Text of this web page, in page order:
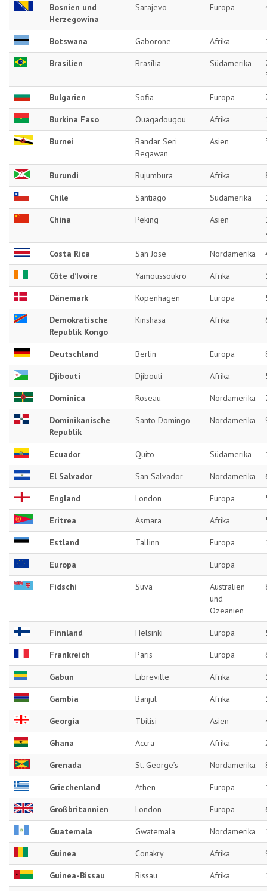
Bosnien und
Herzegowina
Sarajevo Europa
Botswana Gaborone Afrika
Brasilien Brasília Südamerika
Bulgarien Sofia Europa
Burkina Faso Ouagadougou Afrika
Burnei
Bandar Seri
Begawan
Asien
Burundi Bujumbura Afrika
Chile Santiago Südamerika
China Peking Asien
Costa Rica San Jose Nordamerika
Côte d’Ivoire Yamoussoukro Afrika
Dänemark Kopenhagen Europa
Demokratische
Republik Kongo
Kinshasa Afrika
Deutschland Berlin Europa
Djibouti Djibouti Afrika
Dominica Roseau Nordamerika
Dominikanische
Republik
Santo Domingo Nordamerika
Ecuador Quito Südamerika
El Salvador San Salvador Nordamerika
England London Europa
Eritrea Asmara Afrika
Estland Tallinn Europa
Europa Europa
Fidschi Suva
Australien
und
Ozeanien
Finnland Helsinki Europa
Frankreich Paris Europa
Gabun Libreville Afrika
Gambia Banjul Afrika
Georgia Tbilisi Asien
Ghana Accra Afrika
Grenada St. George’s Nordamerika
Griechenland Athen Europa
Großbritannien London Europa
Guatemala Gwatemala Nordamerika
Guinea Conakry Afrika
Guinea-Bissau Bissau Afrika